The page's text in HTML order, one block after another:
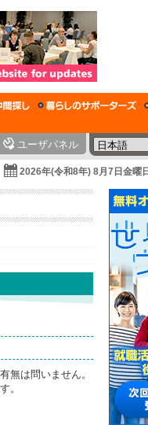
ユーザパネル
2026年(令和8年) 8月7日金曜
無は問いません。
。